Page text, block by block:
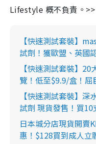
Lifestyle 概不負責。>>
【快速測試套裝】
試劑！獲歐盟、英國
【快速測試套裝】
覽！低至$9.9/盒！
【快速測試套裝】
試劑 現貨發售！買
日本城分店現貨開賣
惠！$128買到成人立